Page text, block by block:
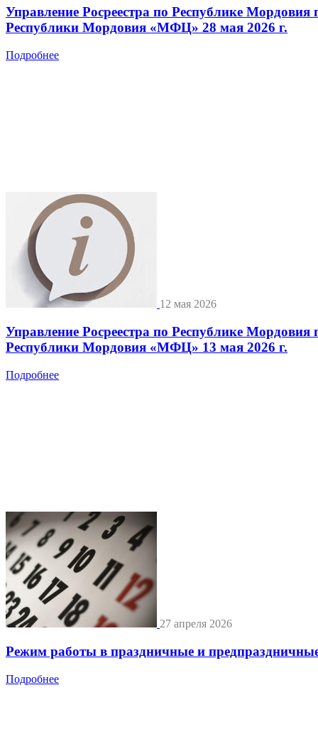
Управление Росреестра по Республике
Республики Мордовия «МФЦ» 28 мая 2026 г.
Подробнее
12 мая 2026
Управление Росреестра по Республике
Республики Мордовия «МФЦ» 13 мая 2026 г.
Подробнее
27 апреля 2026
Режим работы в праздничные и
Подробнее